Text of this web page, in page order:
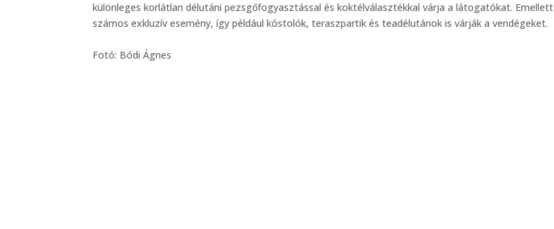
különleges korlátlan délutáni pezsgőfogyasztással és koktélválasztékkal várja a látogatókat. Emellett
számos exkluzív esemény, így például kóstolók, teraszpartik és teadélutánok is várják a vendégeket.
Fotó: Bódi Ágnes